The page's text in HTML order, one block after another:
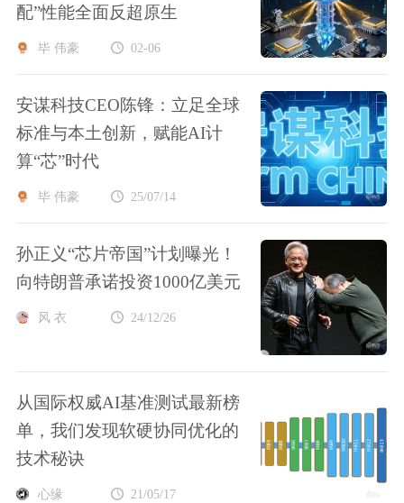
配”性能全面反超原生
毕 伟豪 02-06
安谋科技CEO陈锋：立足全球
标准与本土创新，赋能AI计
算“芯”时代
毕 伟豪 25/07/14
孙正义“芯片帝国”计划曝光！
向特朗普承诺投资1000亿美元
风 衣 24/12/26
从国际权威AI基准测试最新榜
单，我们发现软硬协同优化的
技术秘诀
心缘 21/05/17